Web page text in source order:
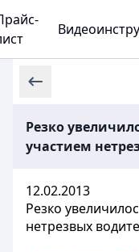
Резко
участием
12.02.2013
Резко
нетрезвых